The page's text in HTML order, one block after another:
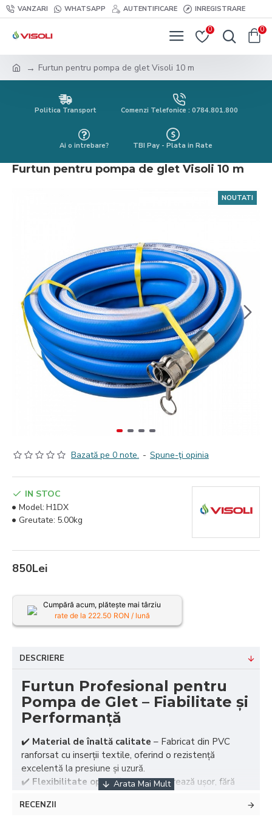
VANZARI WHATSAPP AUTENTIFICARE INREGISTRARE
0 0
Furtun pentru pompa de glet Visoli 10 m
Politica Transport Comenzi Telefonice : 0784.801.800
Ai o intrebare? TBI Pay - Plata in Rate
Furtun pentru pompa de glet Visoli 10 m
NOUTATI
Bazată pe 0 note. - Spune-ţi opinia
850Lei
IN STOC
Model: H1DX
Greutate: 5.00kg
Cumpără acum, plătește mai târziu
rate de la 222.50 RON / lună
DESCRIERE
Furtun Profesional pentru
Pompa de Glet – Fiabilitate și
Performanță
✔️ Material de înaltă calitate – Fabricat din PVC
ranforsat cu inserții textile, oferind o rezistență
excelentă la presiune și uzură.
✔️ Flexibilitate optimă– Se manevrează ușor, fără
material.
RECENZII